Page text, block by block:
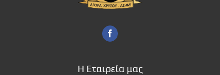
Η Εταιρεία μας